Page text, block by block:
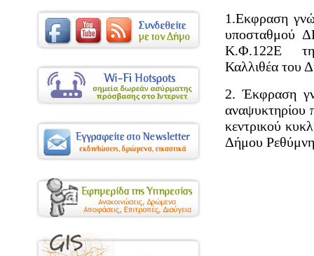
1.Εκφραση
υποσταθμού
Κ.Φ.122Ε της
Καλλιθέα του
2. Έκφραση
αναψυκτηρίου
κεντρικού
Δήμου